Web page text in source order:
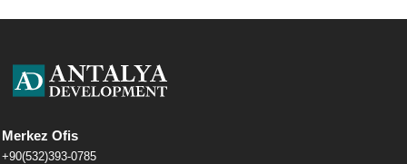
Merkez Ofis
+90(532)393-0785